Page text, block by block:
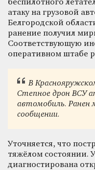
беспилотного
атаку на грузовой
Белгородской
ранение получил
Соответствующую
оперативном штабе
В
Степное дрон ВСУ
автомобиль. Ранен
сообщении.
Уточняется, что
тяжёлом состоянии.
диагностирована